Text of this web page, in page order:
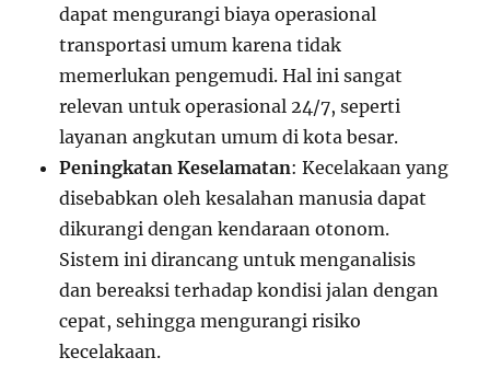
dapat mengurangi biaya operasional
transportasi umum karena tidak
memerlukan pengemudi. Hal ini sangat
relevan untuk operasional 24/7, seperti
layanan angkutan umum di kota besar.
Peningkatan Keselamatan: Kecelakaan yang
disebabkan oleh kesalahan manusia dapat
dikurangi dengan kendaraan otonom.
Sistem ini dirancang untuk menganalisis
dan bereaksi terhadap kondisi jalan dengan
cepat, sehingga mengurangi risiko
kecelakaan.